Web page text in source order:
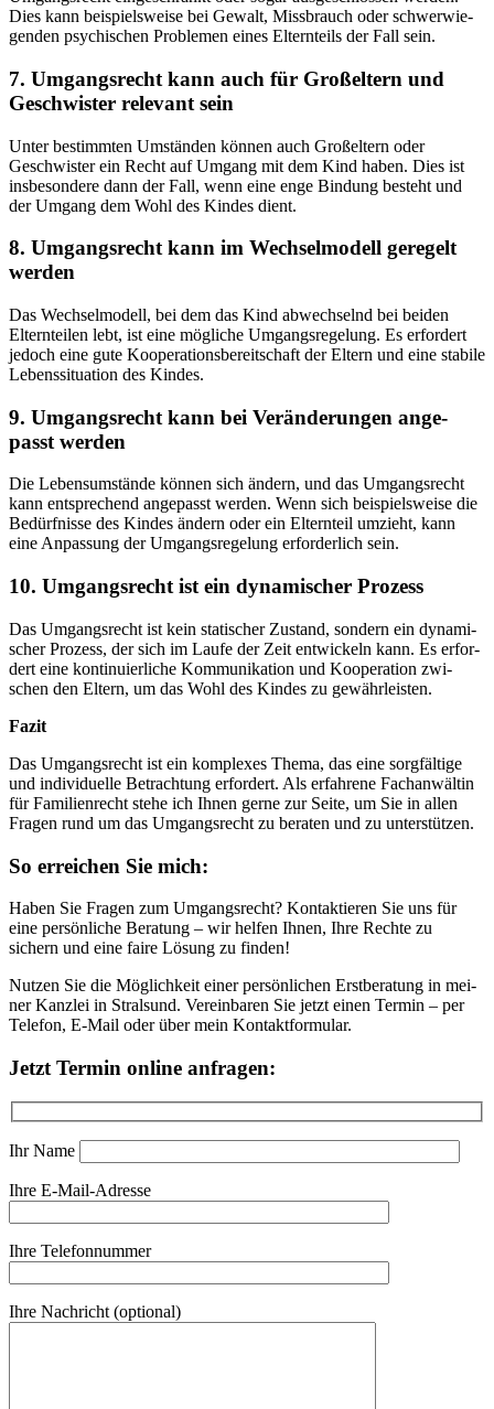
Dies kann bei­spiels­wei­se bei Gewalt, Miss­brauch oder schwer­wie­
gen­den psy­chi­schen Pro­ble­men eines Eltern­teils der Fall sein.
7. Umgangs­recht kann auch für Groß­el­tern und
Geschwis­ter rele­vant sein
Unter bestimm­ten Umstän­den kön­nen auch Groß­el­tern oder
Geschwis­ter ein Recht auf Umgang mit dem Kind haben. Dies ist
ins­be­son­de­re dann der Fall, wenn eine enge Bin­dung besteht und
der Umgang dem Wohl des Kin­des dient.
8. Umgangs­recht kann im Wech­sel­mo­dell gere­gelt
wer­den
Das Wech­sel­mo­dell, bei dem das Kind abwech­selnd bei bei­den
Eltern­tei­len lebt, ist eine mög­li­che Umgangs­re­ge­lung. Es erfor­dert
jedoch eine gute Koope­ra­ti­ons­be­reit­schaft der Eltern und eine sta­bi­le
Lebens­si­tua­ti­on des Kin­des.
9. Umgangs­recht kann bei Ver­än­de­run­gen ange­
passt wer­den
Die Lebens­um­stän­de kön­nen sich ändern, und das Umgangs­recht
kann ent­spre­chend ange­passt wer­den. Wenn sich bei­spiels­wei­se die
Bedürf­nis­se des Kin­des ändern oder ein Eltern­teil umzieht, kann
eine Anpas­sung der Umgangs­re­ge­lung erfor­der­lich sein.
10. Umgangs­recht ist ein dyna­mi­scher Pro­zess
Das Umgangs­recht ist kein sta­ti­scher Zustand, son­dern ein dyna­mi­
scher Pro­zess, der sich im Lau­fe der Zeit ent­wi­ckeln kann. Es erfor­
dert eine kon­ti­nu­ier­li­che Kom­mu­ni­ka­ti­on und Koope­ra­ti­on zwi­
schen den Eltern, um das Wohl des Kin­des zu gewähr­leis­ten.
Fazit
Das Umgangs­recht ist ein kom­ple­xes The­ma, das eine sorg­fäl­ti­ge
und indi­vi­du­el­le Betrach­tung erfor­dert. Als erfah­re­ne Fach­an­wäl­tin
für Fami­li­en­recht ste­he ich Ihnen ger­ne zur Sei­te, um Sie in allen
Fra­gen rund um das Umgangs­recht zu bera­ten und zu unter­stüt­zen.
So errei­chen Sie mich:
Haben Sie Fra­gen zum Umgangs­recht? Kon­tak­tie­ren Sie uns für
eine per­sön­li­che Bera­tung – wir hel­fen Ihnen, Ihre Rech­te zu
sichern und eine fai­re Lösung zu fin­den!
Nut­zen Sie die Mög­lich­keit einer per­sön­li­chen Erst­be­ra­tung in mei­
ner Kanz­lei in Stral­sund. Ver­ein­ba­ren Sie jetzt einen Ter­min – per
Tele­fon, E‑Mail oder über mein Kon­takt­for­mu­lar.
Jetzt Ter­min online anfra­gen:
Ihr Name
Ihre E‑Mail-Adres­se
Ihre Tele­fon­num­mer
Ihre Nach­richt (optio­nal)